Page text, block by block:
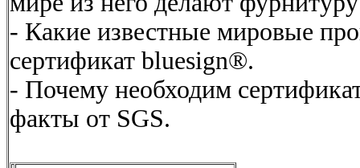
- Какие известные мировые
сертификат bluesign®.
- Почему необходим
факты от SGS.